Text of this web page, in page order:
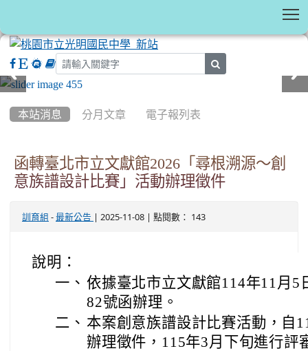
本站消息 分月文章 電子報列表
函轉臺北市立文獻館2026「尋根溯源～創
意族譜設計比賽」活動辦理徵件
訓育組 - 最新公告 | 2025-11-08 | 點閱數： 143
說明：
一、 依據臺北市立文獻館114年11月5
82號函辦理。
二、 本案創意族譜設計比賽活動，自
辦理徵件，115年3月下旬進行評